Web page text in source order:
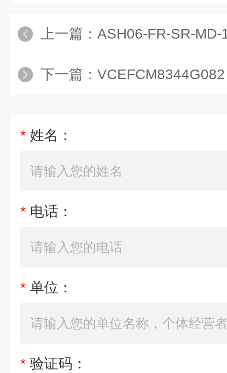
上一篇： ASH06-FR-SR-MD-10-X1现货
下一篇： VCEFCM8344G082，24VDC美国
* 姓名：
* 电话：
* 单位：
* 验证码：